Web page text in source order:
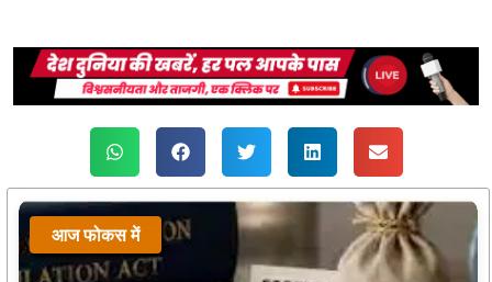
आज फोकस में